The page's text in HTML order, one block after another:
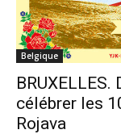
Belgique
célébrer les
Rojava